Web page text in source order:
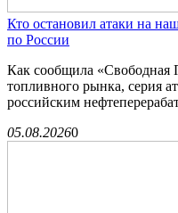
Кто остановил атаки на
по России
Как сообщила «Свободная
топливного рынка, серия
российским
05.08.20260